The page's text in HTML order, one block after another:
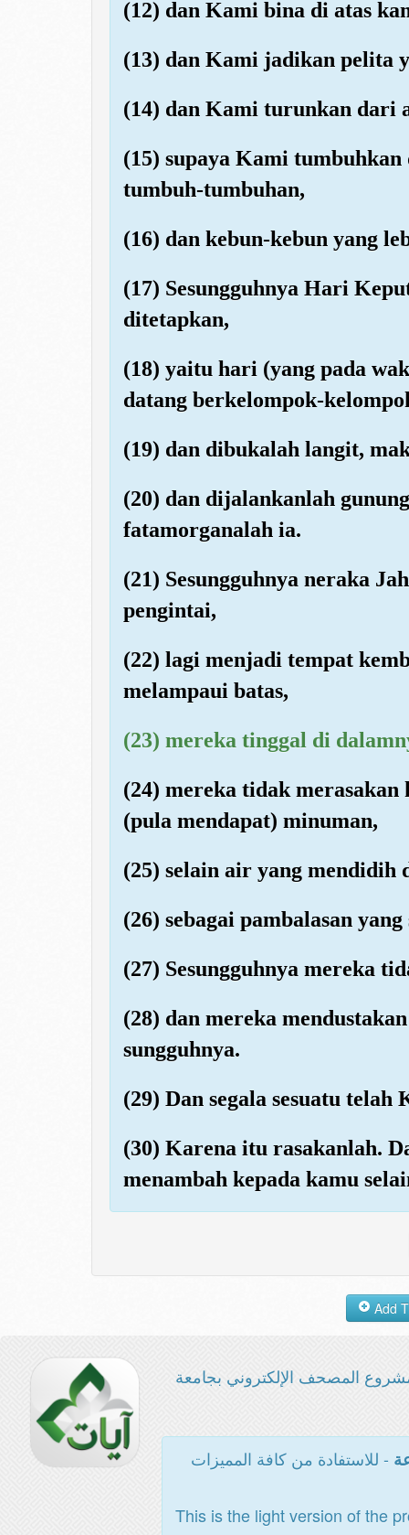
(12) dan Kami bina di atas
(13) dan Kami jadikan pelita
(14) dan Kami turunkan dari
(15) supaya Kami
tumbuh-tumbuhan,
(16) dan kebun-kebun yang
(17) Sesungguhnya Hari
ditetapkan,
(18) yaitu hari (yang pada
datang berkelompok-
(19) dan dibukalah langit,
(20) dan dijalankanlah
fatamorganalah ia.
(21) Sesungguhnya neraka
pengintai,
(22) lagi menjadi tempat
melampaui batas,
(23) mereka tinggal di
(24) mereka tidak
(pula mendapat) minuman,
(25) selain air yang mendidih
(26) sebagai pambalasan
(27) Sesungguhnya mereka
(28) dan mereka
sungguhnya.
(29) Dan segala sesuatu
(30) Karena itu rasakanlah.
menambah kepada kamu
المصحف الإلكتروني بجامعة
- للاستفادة من كافة المميزات
This is the light version of the